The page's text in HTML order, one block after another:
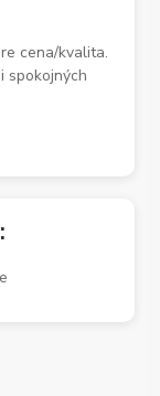
cena/kvalita.
spokojných